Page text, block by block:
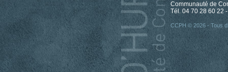
Communauté de
Tél. 04 70 28 60 22
CCPH © 2026 - Tous